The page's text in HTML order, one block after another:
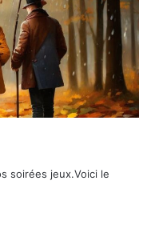
soirées jeux.Voici le